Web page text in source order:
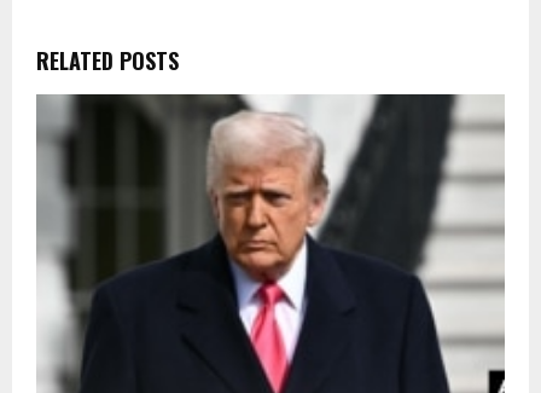
RELATED POSTS